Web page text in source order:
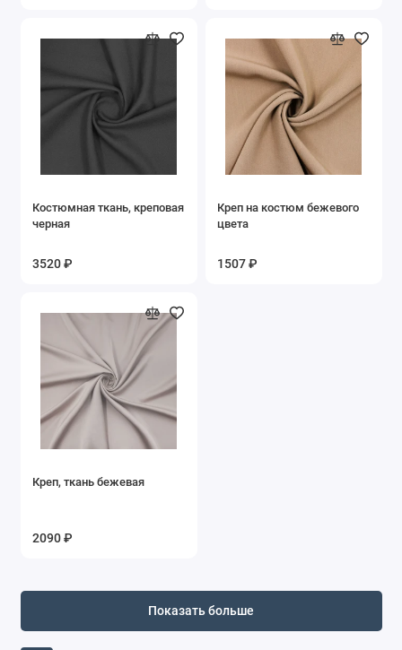
Костюмная ткань, креповая
черная
3520 ₽
Креп на костюм бежевого
цвета
1507 ₽
Креп, ткань бежевая
2090 ₽
Показать больше